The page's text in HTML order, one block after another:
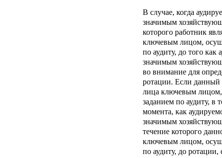
В случае, когда
значимым
которого работник
ключевым лицом,
по аудиту, до того как
значимым
во внимание для
ротации. Если данный
лица ключевым
заданием по аудиту, в
момента, как
значимым
течение которого
ключевым лицом,
по аудиту, до ротации,